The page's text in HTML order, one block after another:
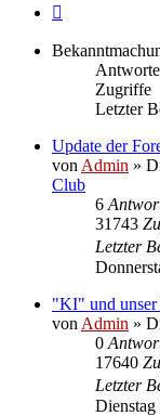
Zugriffe
Letzter
Update der
von Admin »
Club
6
31743
Letzter
"KI" und
von Admin »
0
17640
Letzter